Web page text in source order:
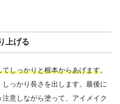
上げる
しっかりと根本からあげます。
っかり長さを出します。最後に
意しながら塗って、アイメイク